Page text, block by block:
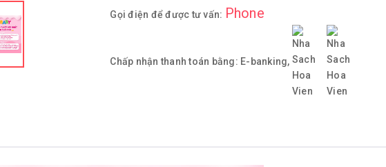
Gọi điện để được tư vấn: Phone
Chấp nhận thanh toán bằng: E-banking,